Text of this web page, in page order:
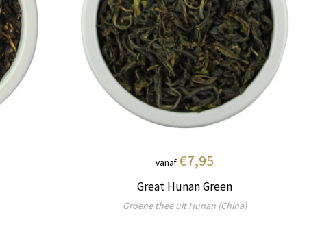
vanaf €7,95
Great Hunan Green
Groene thee uit Hunan (China)